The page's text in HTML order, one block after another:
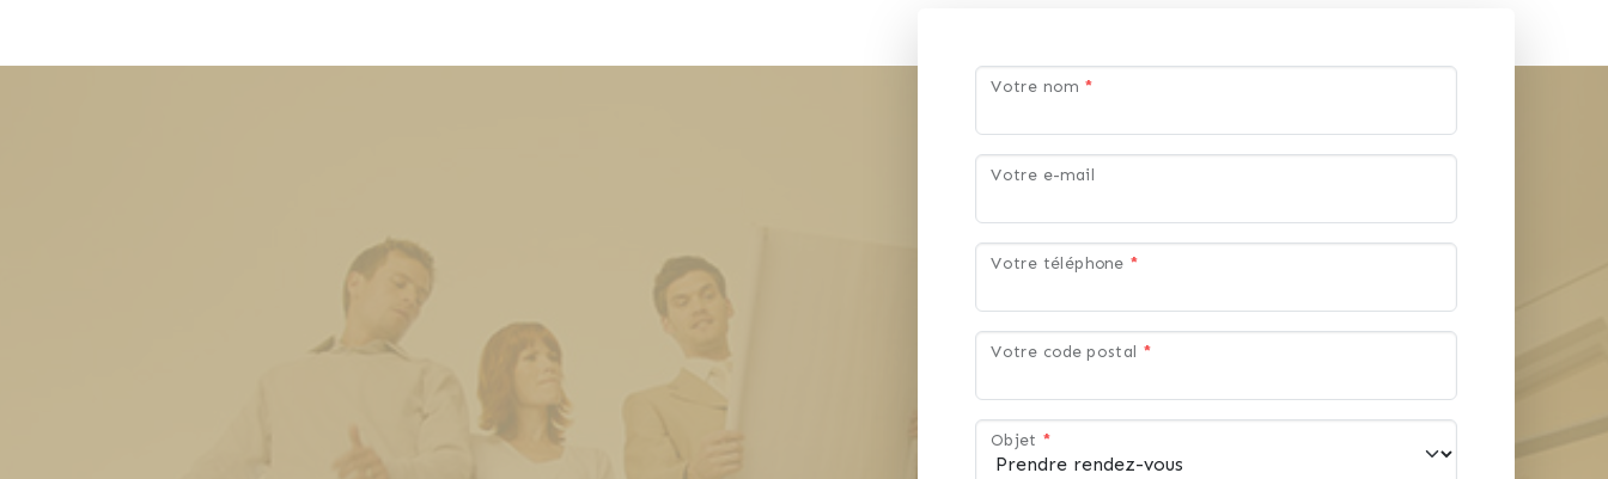
attentes de ses clients.
Votre nom *
Votre e-mail
Votre téléphone *
Votre code postal *
Objet *